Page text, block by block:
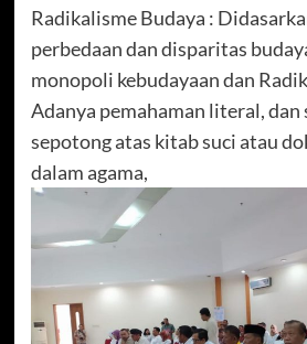
Radikalisme Budaya :
perbedaan dan disparitas
monopoli kebudayaan dan
Adanya pemahaman literal, dan
sepotong atas kitab suci atau
dalam agama,